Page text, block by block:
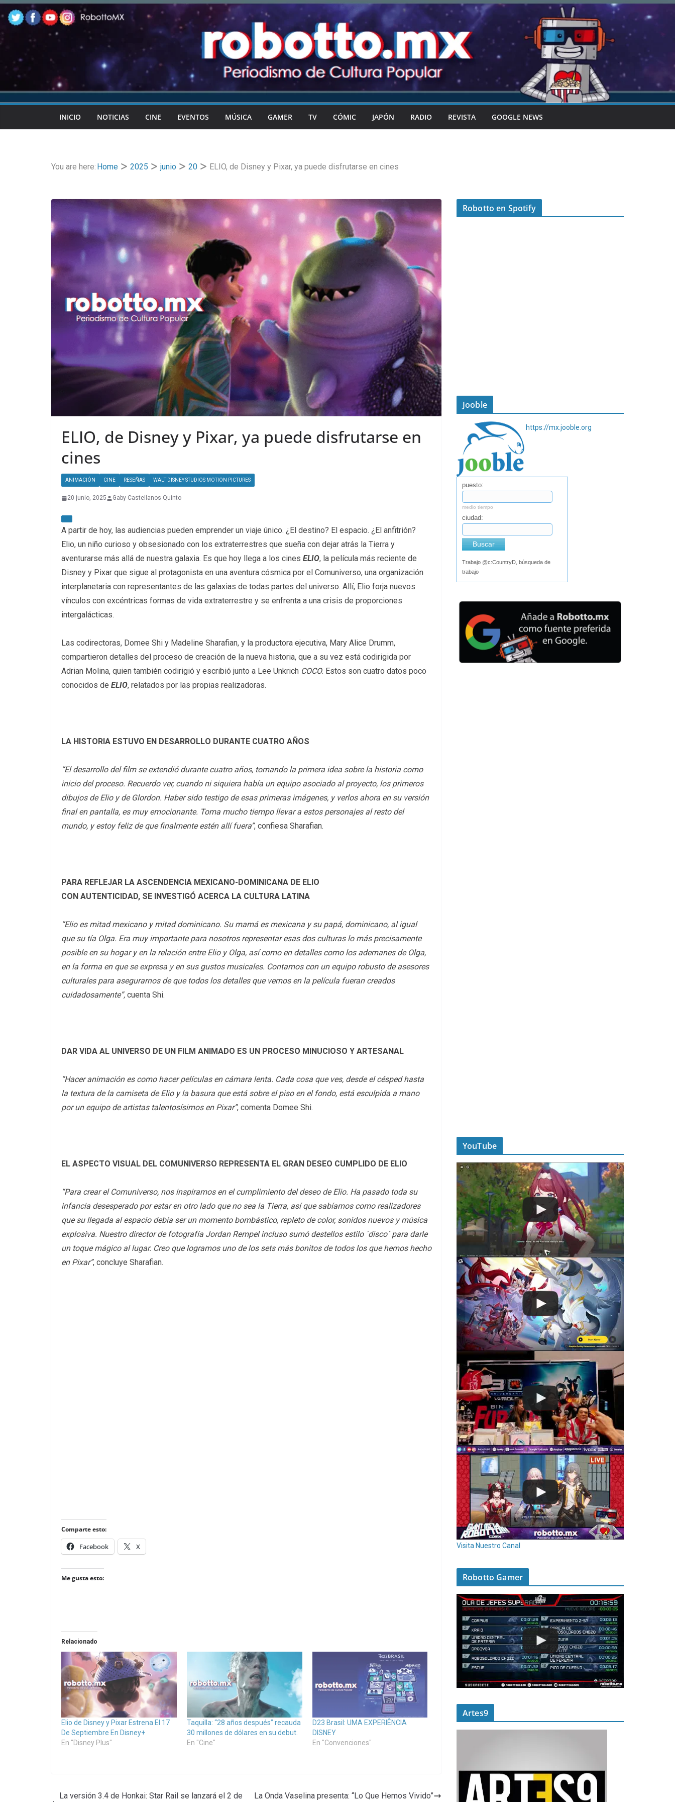
Skip
to
content
INICIO NOTICIAS CINE EVENTOS MÚSICA GAMER TV CÓMIC JAPÓN RADIO REVISTA GOOGLE NEWS
You are here: Home 2025 junio 20 ELIO, de Disney y Pixar, ya puede disfrutarse en cines
ELIO, de Disney y Pixar, ya puede disfrutarse en
cines
ANIMACIÓN CINE RESEÑAS WALT DISNEY STUDIOS MOTION PICTURES
20 junio, 2025 Gaby Castellanos Quinto
A partir de hoy, las audiencias pueden emprender un viaje único. ¿El destino? El espacio. ¿El anfitrión?
Elio, un niño curioso y obsesionado con los extraterrestres que sueña con dejar atrás la Tierra y
aventurarse más allá de nuestra galaxia. Es que hoy llega a los cines ELIO, la película más reciente de
Disney y Pixar que sigue al protagonista en una aventura cósmica por el Comuniverso, una organización
interplanetaria con representantes de las galaxias de todas partes del universo. Allí, Elio forja nuevos
vínculos con excéntricas formas de vida extraterrestre y se enfrenta a una crisis de proporciones
intergalácticas.
Las codirectoras, Domee Shi y Madeline Sharafian, y la productora ejecutiva, Mary Alice Drumm,
compartieron detalles del proceso de creación de la nueva historia, que a su vez está codirigida por
Adrian Molina, quien también codirigió y escribió junto a Lee Unkrich COCO. Estos son cuatro datos poco
conocidos de ELIO, relatados por las propias realizadoras.
LA HISTORIA ESTUVO EN DESARROLLO DURANTE CUATRO AÑOS
“El desarrollo del film se extendió durante cuatro años, tomando la primera idea sobre la historia como
inicio del proceso. Recuerdo ver, cuando ni siquiera había un equipo asociado al proyecto, los primeros
dibujos de Elio y de Glordon. Haber sido testigo de esas primeras imágenes, y verlos ahora en su versión
final en pantalla, es muy emocionante. Toma mucho tiempo llevar a estos personajes al resto del
mundo, y estoy feliz de que finalmente estén allí fuera”, confiesa Sharafian.
PARA REFLEJAR LA ASCENDENCIA MEXICANO-DOMINICANA DE ELIO
CON AUTENTICIDAD, SE INVESTIGÓ ACERCA LA CULTURA LATINA
“Elio es mitad mexicano y mitad dominicano. Su mamá es mexicana y su papá, dominicano, al igual
que su tía Olga. Era muy importante para nosotros representar esas dos culturas lo más precisamente
posible en su hogar y en la relación entre Elio y Olga, así como en detalles como los ademanes de Olga,
en la forma en que se expresa y en sus gustos musicales. Contamos con un equipo robusto de asesores
culturales para asegurarnos de que todos los detalles que vemos en la película fueran creados
cuidadosamente”, cuenta Shi.
DAR VIDA AL UNIVERSO DE UN FILM ANIMADO ES UN PROCESO MINUCIOSO Y ARTESANAL
“Hacer animación es como hacer películas en cámara lenta. Cada cosa que ves, desde el césped hasta
la textura de la camiseta de Elio y la basura que está sobre el piso en el fondo, está esculpida a mano
por un equipo de artistas talentosísimos en Pixar”, comenta Domee Shi.
EL ASPECTO VISUAL DEL COMUNIVERSO REPRESENTA EL GRAN DESEO CUMPLIDO DE ELIO
“Para crear el Comuniverso, nos inspiramos en el cumplimiento del deseo de Elio. Ha pasado toda su
infancia desesperado por estar en otro lado que no sea la Tierra, así que sabíamos como realizadores
que su llegada al espacio debía ser un momento bombástico, repleto de color, sonidos nuevos y música
explosiva. Nuestro director de fotografía Jordan Rempel incluso sumó destellos estilo ´disco´ para darle
un toque mágico al lugar. Creo que logramos uno de los sets más bonitos de todos los que hemos hecho
en Pixar”, concluye Sharafian.
Comparte esto:
Facebook X
Me gusta esto:
Relacionado
Elio de Disney y Pixar Estrena El 17
De Septiembre En Disney+
En "Disney Plus"
Taquilla: “28 años después” recauda
30 millones de dólares en su debut.
En "Cine"
D23 Brasil: UMA EXPERIÊNCIA
DISNEY
En "Convenciones"
La versión 3.4 de Honkai: Star Rail se lanzará el 2 de La Onda Vaselina presenta: “Lo Que Hemos Vivido”
Robotto en Spotify
Jooble
https://mx.jooble.org
puesto:
medio tiempo
ciudad:
Buscar
Trabajo @c:CountryD, búsqueda de
trabajo
YouTube
Visita Nuestro Canal
Robotto Gamer
Artes9